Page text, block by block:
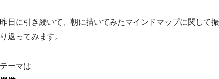
昨日に引き続いて、朝に描いてみたマインドマップに関して振
り返ってみます。
テーマは